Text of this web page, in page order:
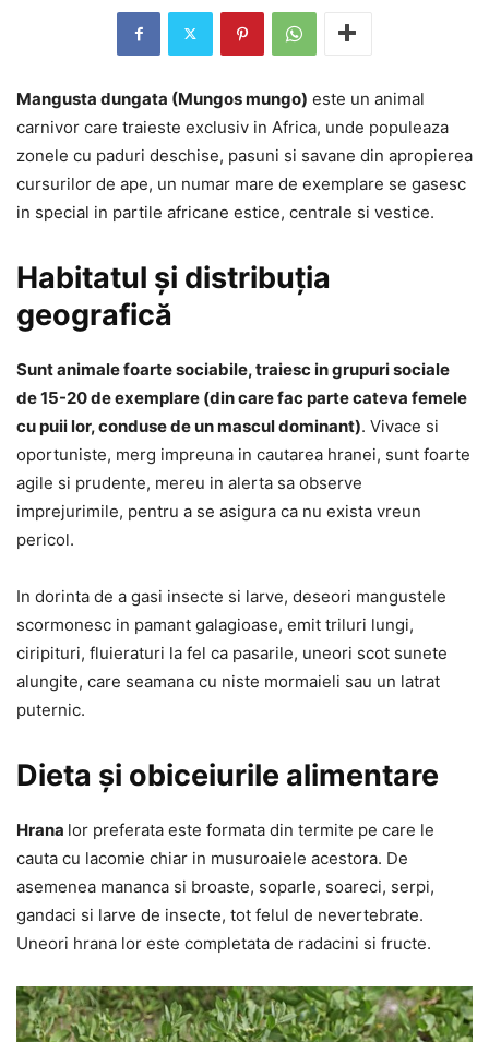
Mangusta dungata (Mungos mungo) este un animal
carnivor care traieste exclusiv in Africa, unde populeaza
zonele cu paduri deschise, pasuni si savane din apropierea
cursurilor de ape, un numar mare de exemplare se gasesc
in special in partile africane estice, centrale si vestice.
Habitatul și distribuția
geografică
Sunt animale foarte sociabile, traiesc in grupuri sociale
de 15-20 de exemplare (din care fac parte cateva femele
cu puii lor, conduse de un mascul dominant). Vivace si
oportuniste, merg impreuna in cautarea hranei, sunt foarte
agile si prudente, mereu in alerta sa observe
imprejurimile, pentru a se asigura ca nu exista vreun
pericol.
In dorinta de a gasi insecte si larve, deseori mangustele
scormonesc in pamant galagioase, emit triluri lungi,
ciripituri, fluieraturi la fel ca pasarile, uneori scot sunete
alungite, care seamana cu niste mormaieli sau un latrat
puternic.
Dieta și obiceiurile alimentare
Hrana lor preferata este formata din termite pe care le
cauta cu lacomie chiar in musuroaiele acestora. De
asemenea mananca si broaste, soparle, soareci, serpi,
gandaci si larve de insecte, tot felul de nevertebrate.
Uneori hrana lor este completata de radacini si fructe.